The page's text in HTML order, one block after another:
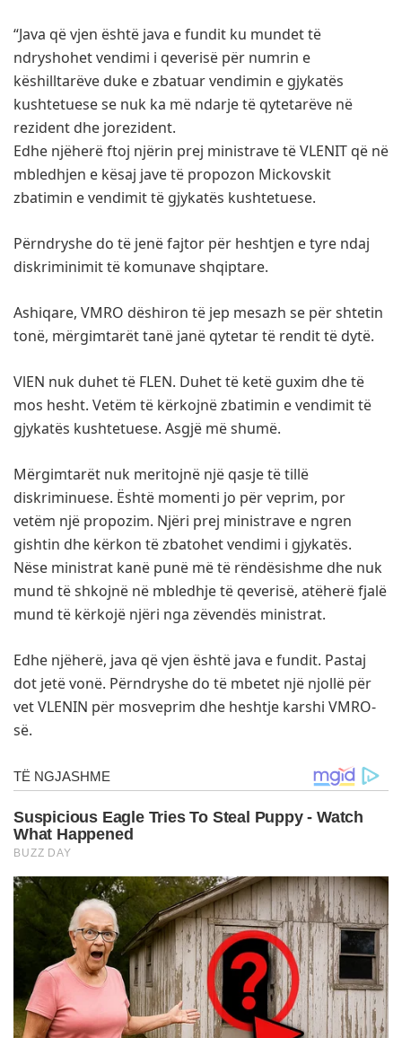
“Java që vjen është java e fundit ku mundet të
ndryshohet vendimi i qeverisë për numrin e
këshilltarëve duke e zbatuar vendimin e gjykatës
kushtetuese se nuk ka më ndarje të qytetarëve në
rezident dhe jorezident.
Edhe njëherë ftoj njërin prej ministrave të VLENIT që në
mbledhjen e kësaj jave të propozon Mickovskit
zbatimin e vendimit të gjykatës kushtetuese.
Përndryshe do të jenë fajtor për heshtjen e tyre ndaj
diskriminimit të komunave shqiptare.
Ashiqare, VMRO dëshiron të jep mesazh se për shtetin
tonë, mërgimtarët tanë janë qytetar të rendit të dytë.
VlEN nuk duhet të FLEN. Duhet të ketë guxim dhe të
mos hesht. Vetëm të kërkojnë zbatimin e vendimit të
gjykatës kushtetuese. Asgjë më shumë.
Mërgimtarët nuk meritojnë një qasje të tillë
diskriminuese. Është momenti jo për veprim, por
vetëm një propozim. Njëri prej ministrave e ngren
gishtin dhe kërkon të zbatohet vendimi i gjykatës.
Nëse ministrat kanë punë më të rëndësishme dhe nuk
mund të shkojnë në mbledhje të qeverisë, atëherë fjalë
mund të kërkojë njëri nga zëvendës ministrat.
Edhe njëherë, java që vjen është java e fundit. Pastaj
dot jetë vonë. Përndryshe do të mbetet një njollë për
vet VLENIN për mosveprim dhe heshtje karshi VMRO-
së.